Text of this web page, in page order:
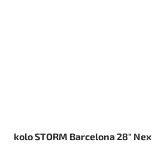
kolo STORM Barcelona 28"